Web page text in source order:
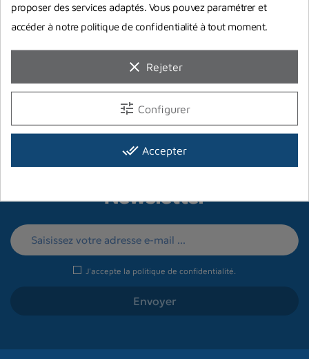
pour les produits en stock
Livraison gratuite en point
relais
produits long)
Boutique physique
ouverte du mardi au samedi par mail ou par téléphone
Newsletter
J'accepte la politique de confidentialité
proposer des services adaptés. Vous pouvez paramétrer et
accéder à notre politique de confidentialité à tout moment.
clear Rejeter
tune Configurer
done_all Accepter